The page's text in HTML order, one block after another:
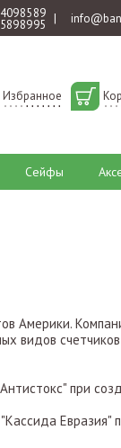
85 89
89 95 |
Избранное
Сейфы
Америки.
видов
при
Евразия"